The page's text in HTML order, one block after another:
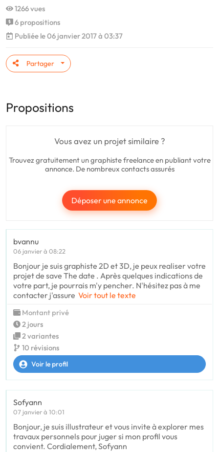
1266 vues
6 propositions
Publiée le 06 janvier 2017 à 03:37
Partager
Propositions
Vous avez un projet similaire ?
Trouvez gratuitement un graphiste freelance en publiant votre
annonce. De nombreux contacts assurés
Déposer une annonce
bvannu
06 janvier à 08:22
Bonjour je suis graphiste 2D et 3D, je peux realiser votre
projet de save The date . Après quelques indications de
votre part, je pourrais m'y pencher. N'hésitez pas à me
contacter j'assure Voir tout le texte
Montant privé
2 jours
2 variantes
10 révisions
Voir le profil
Sofyann
07 janvier à 10:01
Bonjour, je suis illustrateur et vous invite à explorer mes
travaux personnels pour juger si mon profil vous
convient. Cordialement, Sofyann